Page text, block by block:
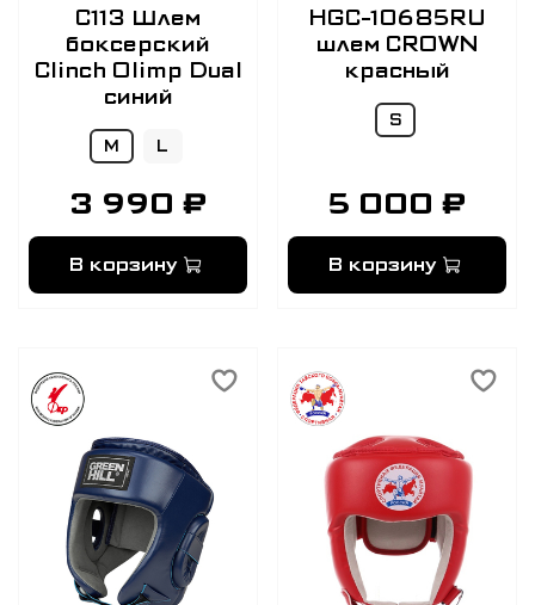
C113 Шлем
боксерский
Clinch Olimp Dual
синий
M L
3 990 ₽
В корзину
HGC-10685RU
шлем CROWN
красный
S
5 000 ₽
В корзину